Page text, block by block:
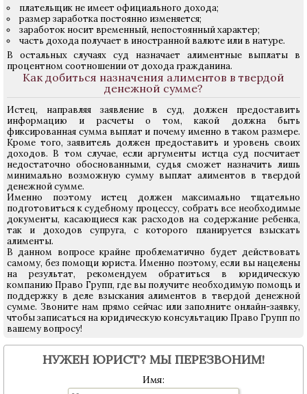
плательщик не имеет официального дохода;
размер заработка постоянно изменяется;
заработок носит временный, непостоянный характер;
часть дохода получает в иностранной валюте или в натуре.
В остальных случаях суд назначает алиментные выплаты в
процентном соотношении от дохода гражданина.
Как добиться назначения алиментов в твердой
денежной сумме?
Истец, направляя заявление в суд, должен предоставить
информацию и расчеты о том, какой должна быть
фиксированная сумма выплат и почему именно в таком размере.
Кроме того, заявитель должен предоставить и уровень своих
доходов. В том случае, если аргументы истца суд посчитает
недостаточно обоснованными, судья сможет назначить лишь
минимально возможную сумму выплат алиментов в твердой
денежной сумме.
Именно поэтому истец должен максимально тщательно
подготовиться к судебному процессу, собрать все необходимые
документы, касающиеся как расходов на содержание ребенка,
так и доходов супруга, с которого планируется взыскать
алименты.
В данном вопросе крайне проблематично будет действовать
самому, без помощи юриста. Именно поэтому, если вы нацелены
на результат, рекомендуем обратиться в юридическую
компанию Право Групп, где вы получите необходимую помощь и
поддержку в деле взыскания алиментов в твердой денежной
сумме. Звоните нам прямо сейчас или заполните онлайн-заявку,
чтобы записаться на юридическую консультацию Право Групп по
вашему вопросу!
НУЖЕН ЮРИСТ? МЫ ПЕРЕЗВОНИМ!
Имя: